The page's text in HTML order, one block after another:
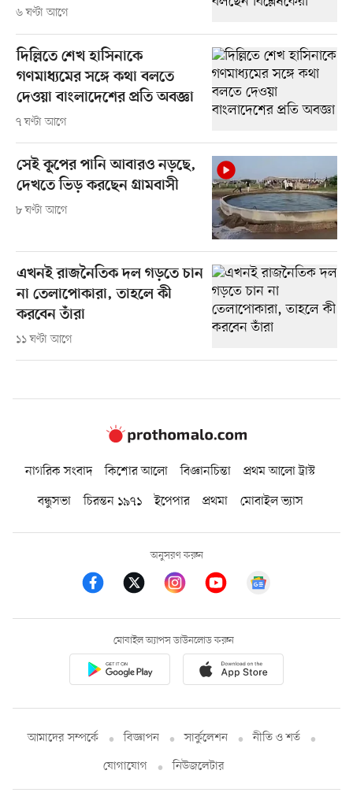
৬ ঘণ্টা আগে
দিল্লিতে শেখ হাসিনাকে
গণমাধ্যমের সঙ্গে কথা বলতে
দেওয়া বাংলাদেশের প্রতি অবজ্ঞা
৭ ঘণ্টা আগে
সেই কূপের পানি আবারও নড়ছে,
দেখতে ভিড় করছেন গ্রামবাসী
৮ ঘণ্টা আগে
এখনই রাজনৈতিক দল গড়তে চান
না তেলাপোকারা, তাহলে কী
করবেন তাঁরা
১১ ঘণ্টা আগে
নাগরিক সংবাদ কিশোর আলো বিজ্ঞানচিন্তা
প্রথম আলো ট্রাস্ট
বন্ধুসভা
চিরন্তন ১৯৭১ ইপেপার প্রথমা মোবাইল ভ্যাস
অনুসরণ করুন
মোবাইল অ্যাপস ডাউনলোড করুন
আমাদের সম্পর্কে বিজ্ঞাপন সার্কুলেশন
নীতি ও শর্ত
যোগাযোগ
নিউজলেটার